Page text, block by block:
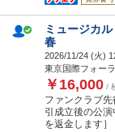
ミュージカ
春
2026/11/24 (火)
東京国際フォー
￥16,000 /
ファンクラブ
引成立後の公
を返金します